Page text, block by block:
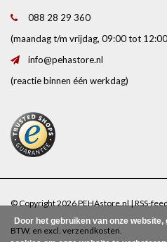
088 28 29 360
(maandag t/m vrijdag, 09:00 tot
info@pehastore.nl
(reactie binnen één werkdag)
© Copyright 2026 PEHAstore.nl | RSS-feed
BTW. en excl. verzendkosten
Door het gebruiken van onze